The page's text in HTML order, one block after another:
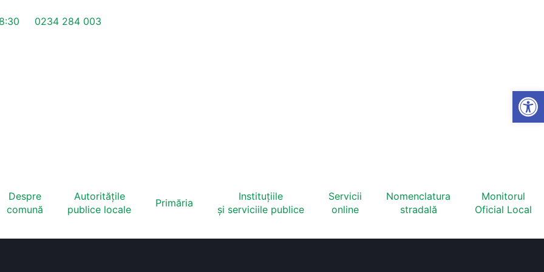
0234 284 003
Despre
comună
Autoritățile
publice locale
Primăria
Instituțiile
și serviciile publice
Servicii
online
Nomenclatura
stradală
Monitorul
Oficial Local